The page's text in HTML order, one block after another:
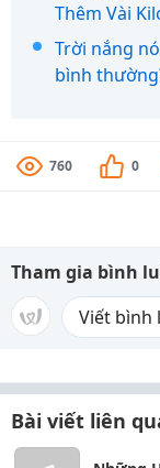
Thêm Vài
Trời nắng
bình
760 0
Tham gia bình
Bài viết liên